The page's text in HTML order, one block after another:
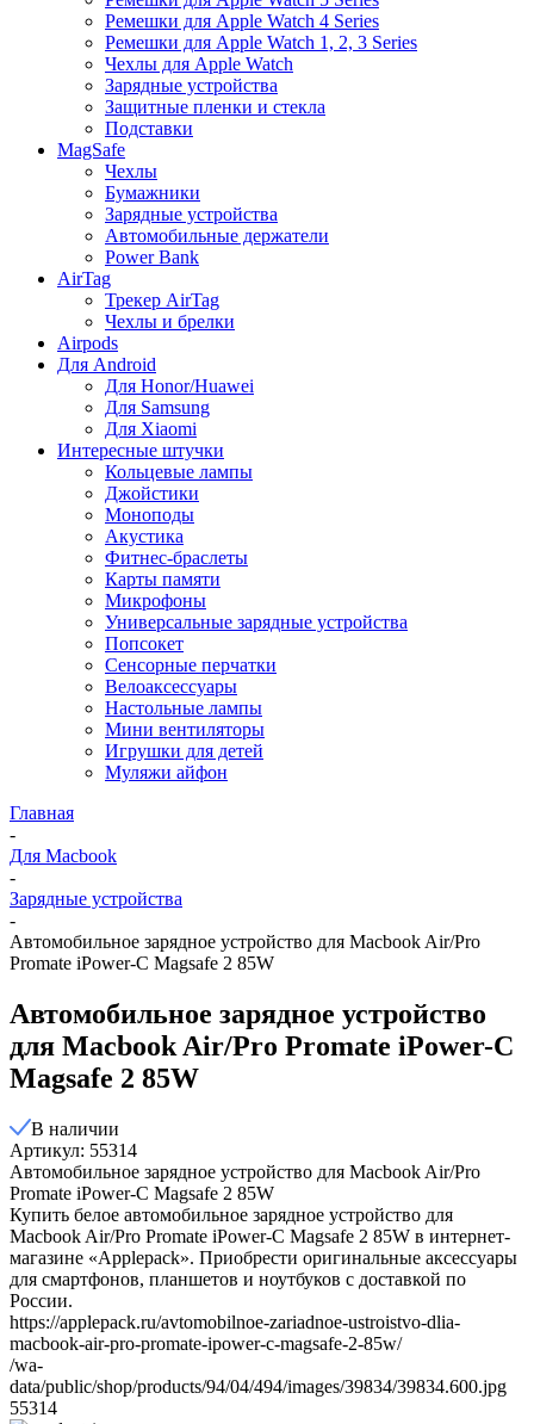
Ремешки для Apple Watch 4 Series
Ремешки для Apple Watch 1, 2, 3 Series
Чехлы для Apple Watch
Зарядные устройства
Защитные пленки и стекла
Подставки
MagSafe
Чехлы
Бумажники
Зарядные устройства
Автомобильные держатели
Power Bank
AirTag
Трекер AirTag
Чехлы и брелки
Airpods
Для Android
Для Honor/Huawei
Для Samsung
Для Xiaomi
Интересные штучки
Кольцевые лампы
Джойстики
Моноподы
Акустика
Фитнес-браслеты
Карты памяти
Микрофоны
Универсальные зарядные устройства
Попсокет
Сенсорные перчатки
Велоаксессуары
Настольные лампы
Мини вентиляторы
Игрушки для детей
Муляжи айфон
Главная
-
Для Macbook
-
Зарядные устройства
-
Автомобильное зарядное устройство для Macbook Air/Pro
Promate iPower-C Magsafe 2 85W
Автомобильное зарядное устройство
для Macbook Air/Pro Promate iPower-C
Magsafe 2 85W
В наличии
Артикул: 55314
Автомобильное зарядное устройство для Macbook Air/Pro
Promate iPower-C Magsafe 2 85W
Купить белое автомобильное зарядное устройство для
Macbook Air/Pro Promate iPower-C Magsafe 2 85W в интернет-
магазине «Applepack». Приобрести оригинальные аксессуары
для смартфонов, планшетов и ноутбуков с доставкой по
России.
https://applepack.ru/avtomobilnoe-zariadnoe-ustroistvo-dlia-
macbook-air-pro-promate-ipower-c-magsafe-2-85w/
/wa-
data/public/shop/products/94/04/494/images/39834/39834.600.jpg
55314